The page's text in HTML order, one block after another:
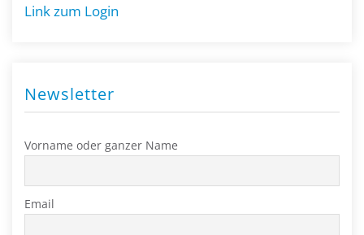
Link zum Login
Newsletter
Vorname oder ganzer Name
Email